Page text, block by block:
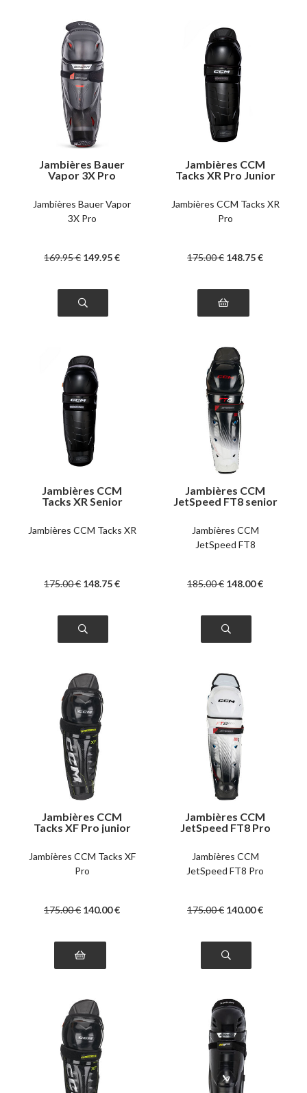
Jambières Bauer
Vapor 3X Pro
Jambières Bauer Vapor
3X Pro
169.95€ 149.95€
Jambières CCM
Tacks XR Pro Junior
Jambières CCM Tacks XR
Pro
175.00€ 148.75€
Jambières CCM
Tacks XR Senior
Jambières CCM Tacks XR
175.00€ 148.75€
Jambières CCM
JetSpeed FT8 senior
Jambières CCM
JetSpeed FT8
185.00€ 148.00€
Jambières CCM
Tacks XF Pro junior
Jambières CCM Tacks XF
Pro
175.00€ 140.00€
Jambières CCM
JetSpeed FT8 Pro
Jambières CCM
JetSpeed FT8 Pro
175.00€ 140.00€